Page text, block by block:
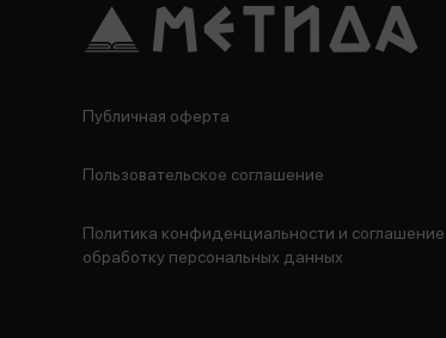
Публичная оферта
Пользовательское соглашение
Политика конфиденциальности и
обработку персональных данных